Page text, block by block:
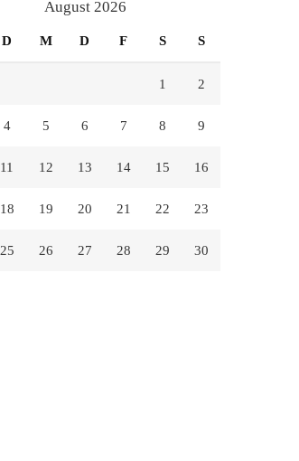
August 2026
D M D F S S
1 2
4 5 6 7 8 9
11 12 13 14 15 16
18 19 20 21 22 23
25 26 27 28 29 30